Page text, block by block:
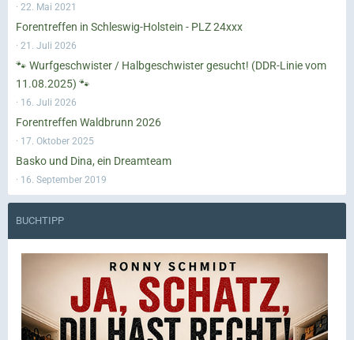
22. Mai 2021
Forentreffen in Schleswig-Holstein - PLZ 24xxx
21. Juli 2026
🐾 Wurfgeschwister / Halbgeschwister gesucht! (DDR-Linie vom
11.08.2025) 🐾
16. Juli 2026
Forentreffen Waldbrunn 2026
17. Oktober 2025
Basko und Dina, ein Dreamteam
16. September 2019
BUCHTIPP